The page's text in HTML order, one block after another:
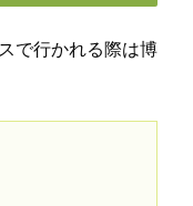
で行かれる際は博